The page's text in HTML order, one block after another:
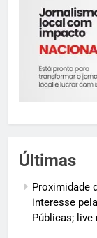
Últimas
Proximidade
interesse
Públicas; live